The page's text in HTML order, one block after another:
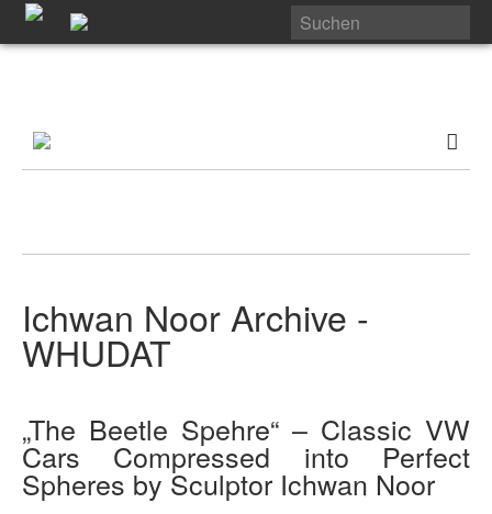
Ichwan Noor Archive -
WHUDAT
„The Beetle Spehre“ – Classic VW
Cars Compressed into Perfect
Spheres by Sculptor Ichwan Noor